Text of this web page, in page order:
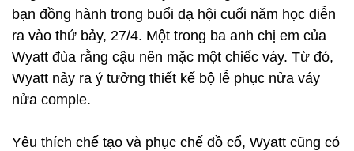
bạn đồng hành trong buổi dạ hội cuối năm học diễn
ra vào thứ bảy, 27/4. Một trong ba anh chị em của
Wyatt đùa rằng cậu nên mặc một chiếc váy. Từ đó,
Wyatt nảy ra ý tưởng thiết kế bộ lễ phục nửa váy
nửa comple.
Yêu thích chế tạo và phục chế đồ cổ, Wyatt cũng có